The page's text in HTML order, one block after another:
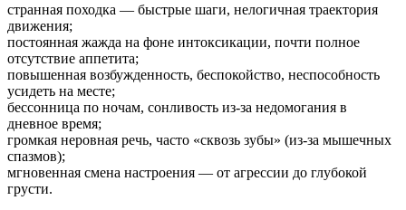
странная походка — быстрые шаги, нелогичная траектория
движения;
постоянная жажда на фоне интоксикации, почти полное
отсутствие аппетита;
повышенная возбужденность, беспокойство, неспособность
усидеть на месте;
бессонница по ночам, сонливость из-за недомогания в
дневное время;
громкая неровная речь, часто «сквозь зубы» (из-за мышечных
спазмов);
мгновенная смена настроения — от агрессии до глубокой
грусти.